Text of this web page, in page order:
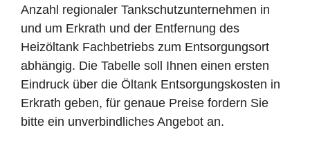
Anzahl regionaler Tankschutzunternehmen in
und um Erkrath und der Entfernung des
Heizöltank Fachbetriebs zum Entsorgungsort
abhängig. Die Tabelle soll Ihnen einen ersten
Eindruck über die Öltank Entsorgungskosten in
Erkrath geben, für genaue Preise fordern Sie
bitte ein unverbindliches Angebot an.